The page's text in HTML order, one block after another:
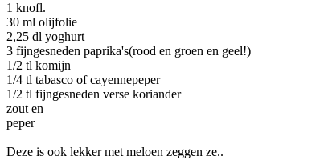
1 knofl.
30 ml olijfolie
2,25 dl yoghurt
3 fijngesneden paprika's(rood en groen en geel!)
1/2 tl komijn
1/4 tl tabasco of cayennepeper
1/2 tl fijngesneden verse koriander
zout en
peper
Deze is ook lekker met meloen zeggen ze..